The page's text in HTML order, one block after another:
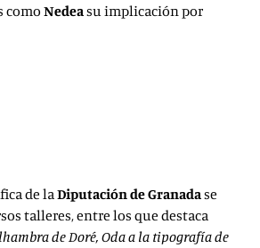
como Nedeasuimplicación por
de laDiputación de Granadase
talleres, entre los que destaca
de Doré, Oda a la tipografía de